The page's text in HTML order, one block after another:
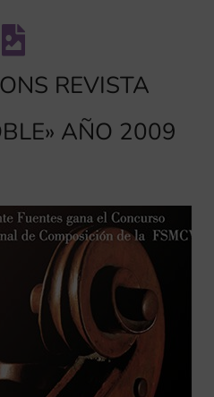
REVISTA
AÑO 2009